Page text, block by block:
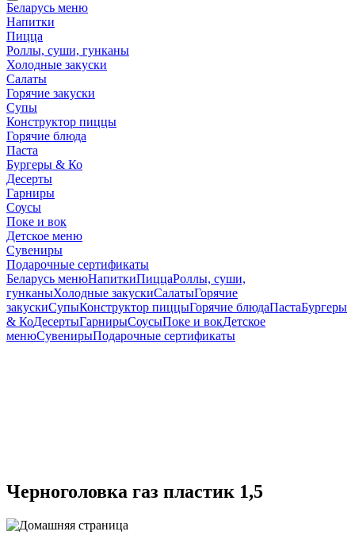
Беларусь меню
Напитки
Пицца
Роллы, суши, гунканы
Холодные закуски
Салаты
Горячие закуски
Супы
Конструктор пиццы
Горячие блюда
Паста
Бургеры & Ко
Десерты
Гарниры
Соусы
Поке и вок
Детское меню
Сувениры
Подарочные сертификаты
Беларусь менюНапиткиПиццаРоллы, суши,
гунканыХолодные закускиСалатыГорячие
закускиСупыКонструктор пиццыГорячие блюдаПастаБургеры
& КоДесертыГарнирыСоусыПоке и вокДетское
менюСувенирыПодарочные сертификаты
Черноголовка газ пластик 1,5